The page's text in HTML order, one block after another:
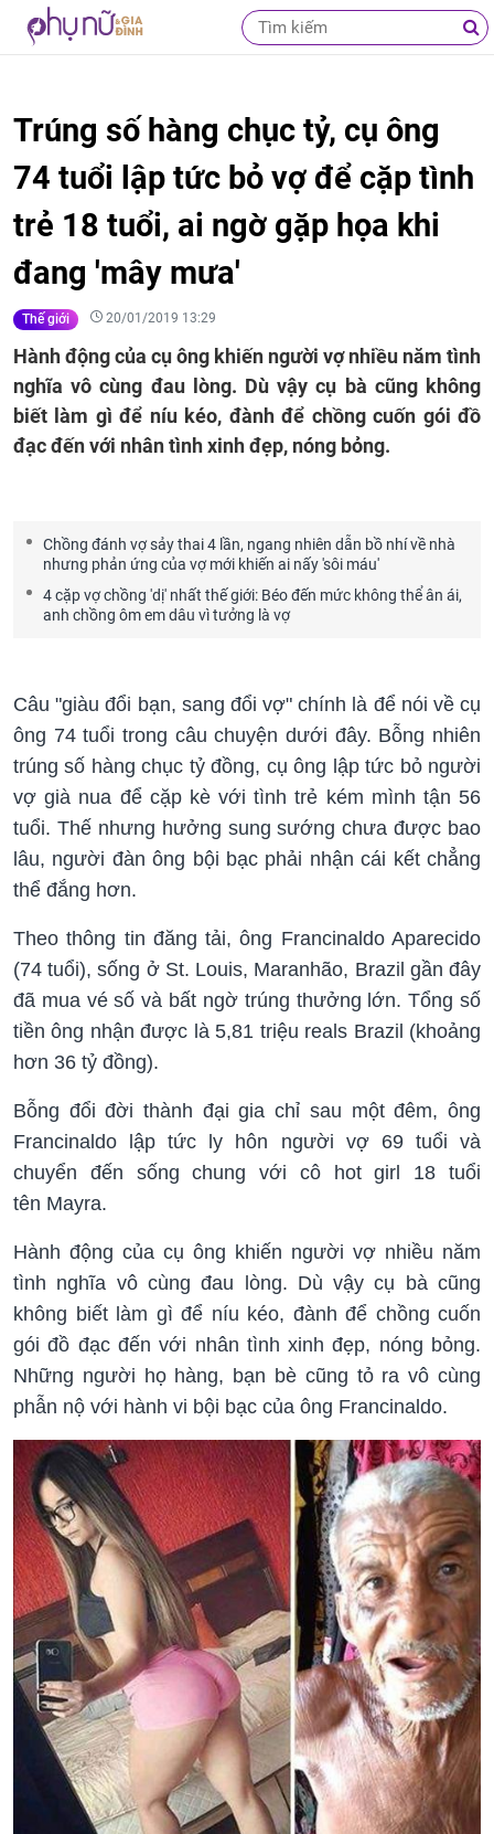
Trúng số hàng chục tỷ, cụ ông
74 tuổi lập tức bỏ vợ để cặp tình
trẻ 18 tuổi, ai ngờ gặp họa khi
đang 'mây mưa'
Thế giới 20/01/2019 13:29
Hành động của cụ ông khiến người vợ nhiều năm tình
nghĩa vô cùng đau lòng. Dù vậy cụ bà cũng không
biết làm gì để níu kéo, đành để chồng cuốn gói đồ
đạc đến với nhân tình xinh đẹp, nóng bỏng.
Chồng đánh vợ sảy thai 4 lần, ngang nhiên dẫn bồ nhí về nhà
nhưng phản ứng của vợ mới khiến ai nấy 'sôi máu'
4 cặp vợ chồng 'dị' nhất thế giới: Béo đến mức không thể ân ái,
anh chồng ôm em dâu vì tưởng là vợ
Câu "giàu đổi bạn, sang đổi vợ" chính là để nói về cụ
ông 74 tuổi trong câu chuyện dưới đây. Bỗng nhiên
trúng số hàng chục tỷ đồng, cụ ông lập tức bỏ người
vợ già nua để cặp kè với tình trẻ kém mình tận 56
tuổi. Thế nhưng hưởng sung sướng chưa được bao
lâu, người đàn ông bội bạc phải nhận cái kết chẳng
thể đắng hơn.
Theo thông tin đăng tải, ông Francinaldo Aparecido
(74 tuổi), sống ở St. Louis, Maranhão, Brazil gần đây
đã mua vé số và bất ngờ trúng thưởng lớn. Tổng số
tiền ông nhận được là 5,81 triệu reals Brazil (khoảng
hơn 36 tỷ đồng).
Bỗng đổi đời thành đại gia chỉ sau một đêm, ông
Francinaldo lập tức ly hôn người vợ 69 tuổi và
chuyển đến sống chung với cô hot girl 18 tuổi
tên Mayra.
Hành động của cụ ông khiến người vợ nhiều năm
tình nghĩa vô cùng đau lòng. Dù vậy cụ bà cũng
không biết làm gì để níu kéo, đành để chồng cuốn
gói đồ đạc đến với nhân tình xinh đẹp, nóng bỏng.
Những người họ hàng, bạn bè cũng tỏ ra vô cùng
phẫn nộ với hành vi bội bạc của ông Francinaldo.